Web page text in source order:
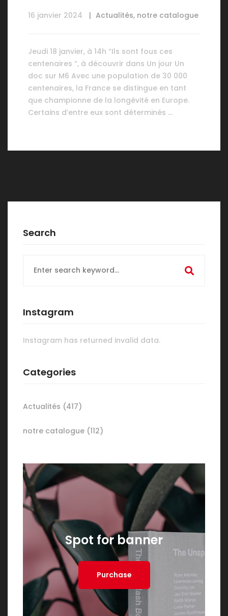
16 janvier 2024 Actualités, notre catalogue
Jeudi 18 janvier, à 14h “Ils sont fous ces
centenaires “, à découvrir dans Un jour Un
doc sur M6 Avec une population de 30 000
centenaires, la France se distingue en tant
que championne de la longévité en Europe.
Certains d’entre eux sont déterminés …
Search
for:
Instagram
Instagram has returned invalid data.
Categories
Actualités (417)
notre catalogue (112)
Spot for banner
Purchase